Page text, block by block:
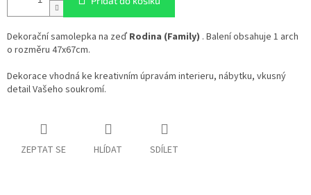
Dekorační samolepka na zeď Rodina (Family) . Balení obsahuje 1 arch
o rozměru 47x67cm.
Dekorace vhodná ke kreativním úpravám interieru, nábytku, vkusný
detail Vašeho soukromí.
ZEPTAT SE HLÍDAT SDÍLET